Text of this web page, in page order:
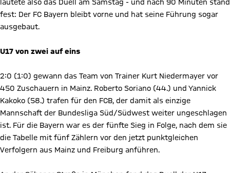
lautete also das Duell am Samstag - und nach 90 Minuten stand
fest: Der FC Bayern bleibt vorne und hat seine Führung sogar
ausgebaut.
U17 von zwei auf eins
2:0 (1:0) gewann das Team von Trainer Kurt Niedermayer vor
450 Zuschauern in Mainz. Roberto Soriano (44.) und Yannick
Kakoko (58.) trafen für den FCB, der damit als einzige
Mannschaft der Bundesliga Süd/Südwest weiter ungeschlagen
ist. Für die Bayern war es der fünfte Sieg in Folge, nach dem sie
die Tabelle mit fünf Zählern vor den jetzt punktgleichen
Verfolgern aus Mainz und Freiburg anführen.